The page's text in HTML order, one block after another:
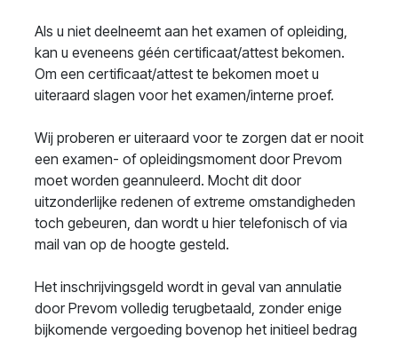
Als u niet deelneemt aan het examen of opleiding,
kan u eveneens géén certificaat/attest bekomen.
Om een certificaat/attest te bekomen moet u
uiteraard slagen voor het examen/interne proef.
Wij proberen er uiteraard voor te zorgen dat er nooit
een examen- of opleidingsmoment door Prevom
moet worden geannuleerd. Mocht dit door
uitzonderlijke redenen of extreme omstandigheden
toch gebeuren, dan wordt u hier telefonisch of via
mail van op de hoogte gesteld.
Het inschrijvingsgeld wordt in geval van annulatie
door Prevom volledig terugbetaald, zonder enige
bijkomende vergoeding bovenop het initieel bedrag